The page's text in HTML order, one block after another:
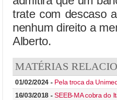
trate com descaso
nenhum direito a
Alberto.
MATÉRIAS
01/02/2024 - Pela troca da
16/03/2018 -SEEB-MA cobra do